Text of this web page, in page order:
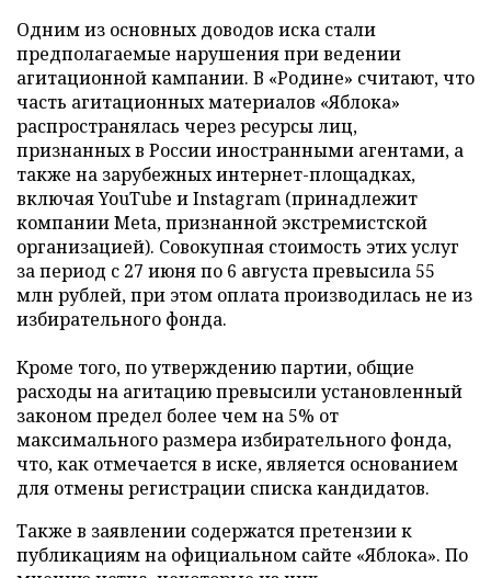
Одним из основных доводов иска стали
предполагаемые нарушения при ведении
агитационной кампании. В «Родине» считают, что
часть агитационных материалов «Яблока»
распространялась через ресурсы лиц,
признанных в России иностранными агентами, а
также на зарубежных интернет-площадках,
включая YouTube и Instagram (принадлежит
компании Meta, признанной экстремистской
организацией). Совокупная стоимость этих услуг
за период с 27 июня по 6 августа превысила 55
млн рублей, при этом оплата производилась не из
избирательного фонда.
Кроме того, по утверждению партии, общие
расходы на агитацию превысили установленный
законом предел более чем на 5% от
максимального размера избирательного фонда,
что, как отмечается в иске, является основанием
для отмены регистрации списка кандидатов.
Также в заявлении содержатся претензии к
публикациям на официальном сайте «Яблока». По